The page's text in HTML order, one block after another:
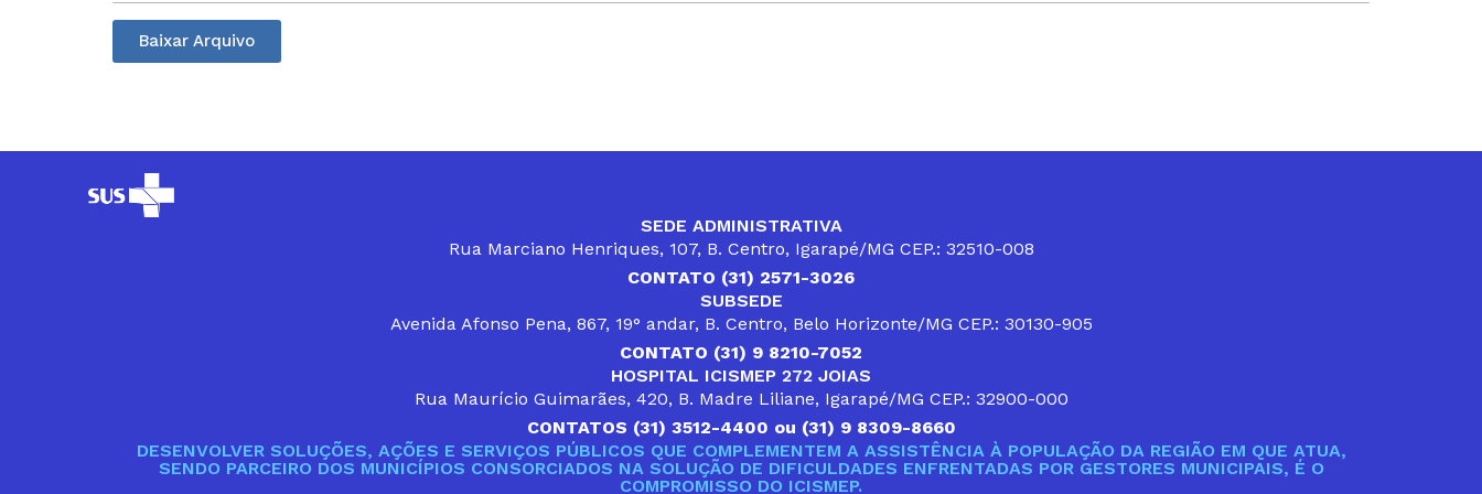
Baixar Arquivo
SEDE ADMINISTRATIVA
Rua Marciano Henriques, 107, B. Centro, Igarapé/MG CEP.: 32510-008
CONTATO (31) 2571-3026
SUBSEDE
Avenida Afonso Pena, 867, 19° andar, B. Centro, Belo Horizonte/MG CEP.: 30130-905
CONTATO (31) 9 8210-7052
HOSPITAL ICISMEP 272 JOIAS
Rua Maurício Guimarães, 420, B. Madre Liliane, Igarapé/MG CEP.: 32900-000
CONTATOS (31) 3512-4400 ou (31) 9 8309-8660
DESENVOLVER SOLUÇÕES, AÇÕES E SERVIÇOS PÚBLICOS QUE COMPLEMENTEM A ASSISTÊNCIA À POPULAÇÃO DA REGIÃO EM QUE ATUA,
SENDO PARCEIRO DOS MUNICÍPIOS CONSORCIADOS NA SOLUÇÃO DE DIFICULDADES ENFRENTADAS POR GESTORES MUNICIPAIS, É O
COMPROMISSO DO ICISMEP.